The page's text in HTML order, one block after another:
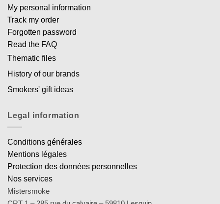
My personal information
Track my order
Forgotten password
Read the FAQ
Thematic files
History of our brands
Smokers' gift ideas
Legal information
Conditions générales
Mentions légales
Protection des données personnelles
Nos services
Mistersmoke